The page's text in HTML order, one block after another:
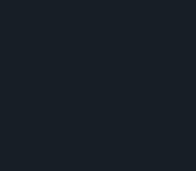
ali ne može
apsolutno ispravni.